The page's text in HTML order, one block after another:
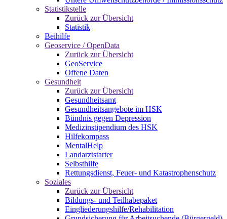
Statistikstelle
Zurück zur Übersicht
Statistik
Beihilfe
Geoservice / OpenData
Zurück zur Übersicht
GeoService
Offene Daten
Gesundheit
Zurück zur Übersicht
Gesundheitsamt
Gesundheitsangebote im HSK
Bündnis gegen Depression
Medizinstipendium des HSK
Hilfekompass
MentalHelp
Landarztstarter
Selbsthilfe
Rettungsdienst, Feuer- und Katastrophenschutz
Soziales
Zurück zur Übersicht
Bildungs- und Teilhabepaket
Eingliederungshilfe/Rehabilitation